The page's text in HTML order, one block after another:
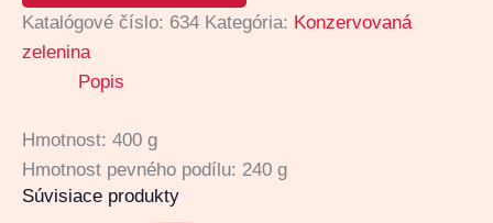
Katalógové číslo: 634 Kategória: Konzervovaná
zelenina
Popis
Hmotnost: 400 g
Hmotnost pevného podílu: 240 g
Súvisiace produkty